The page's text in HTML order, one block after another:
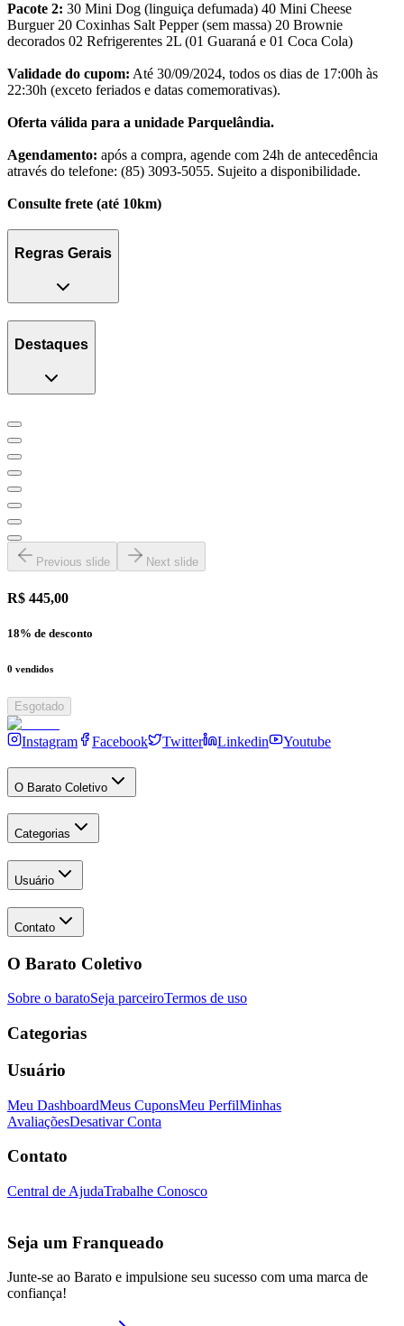
Pacote 2: 30 Mini Dog (linguiça defumada) 40 Mini Cheese
Burguer 20 Coxinhas Salt Pepper (sem massa) 20 Brownie
decorados 02 Refrigerentes 2L (01 Guaraná e 01 Coca Cola)
Validade do cupom: Até 30/09/2024, todos os dias de 17:00h às
22:30h (exceto feriados e datas comemorativas).
Oferta válida para a unidade Parquelândia.
Agendamento: após a compra, agende com 24h de antecedência
através do telefone: (85) 3093-5055. Sujeito a disponibilidade.
Consulte frete (até 10km)
Regras Gerais
Destaques
Previous slide Next slide
R$ 445,00
18% de desconto
0 vendidos
Esgotado
Instagram Facebook Twitter Linkedin Youtube
O Barato Coletivo
Categorias
Usuário
Contato
O Barato Coletivo
Sobre o baratoSeja parceiroTermos de uso
Categorias
Usuário
Meu DashboardMeus CuponsMeu PerfilMinhas
AvaliaçõesDesativar Conta
Contato
Central de AjudaTrabalhe Conosco
Seja um Franqueado
Junte-se ao Barato e impulsione seu sucesso com uma marca de
confiança!